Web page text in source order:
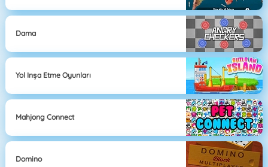
Dama
Yol Inşa Etme Oyunları
Mahjong Connect
Domino